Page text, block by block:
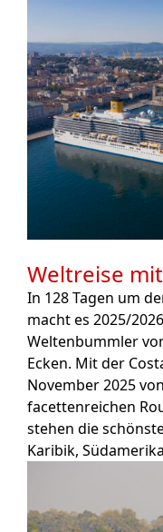
Weltreise
In 128 Tagen um
macht es 2025/
Weltenbummler
Ecken. Mit der
November 2025
facettenreichen
stehen die
Karibik,